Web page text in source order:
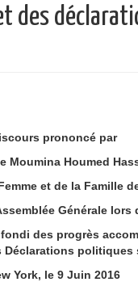
des
prononcé par
Moumina Houmed
et de la Famille
Générale lors
des progrès
Déclarations politiques
York, le 9 Juin 2016